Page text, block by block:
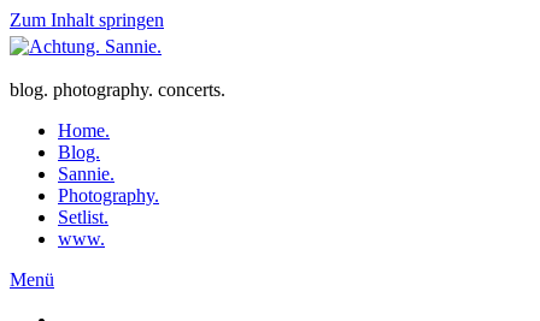
Zum Inhalt springen
blog. photography. concerts.
Home.
Blog.
Sannie.
Photography.
Setlist.
www.
Menü